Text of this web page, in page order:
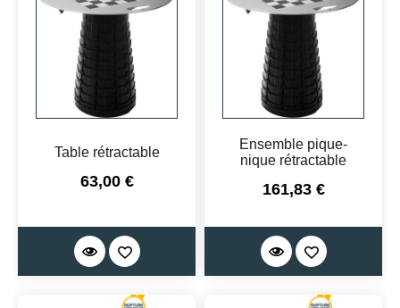
Table rétractable
Prix
63,00 €
Ensemble pique-
nique rétractable
Prix
161,83 €